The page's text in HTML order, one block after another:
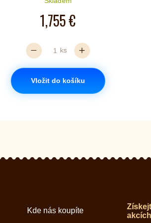
1,755 €
ks
Vložit do košíku
Kde nás koupíte